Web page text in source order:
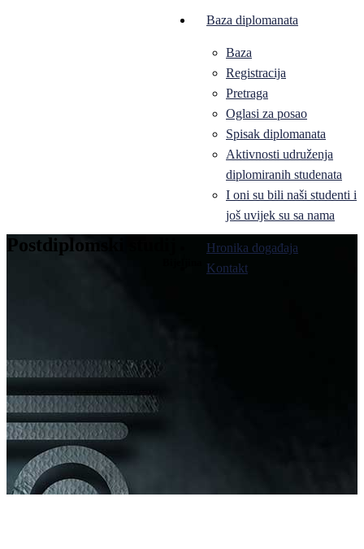
Baza diplomanata
Baza
Registracija
Pretraga
Oglasi za posao
Spisak diplomanata
Aktivnosti udruženja
diplomiranih studenata
I oni su bili naši studenti i
još uvijek su sa nama
Hronika događaja
Kontakt
Postdiplomski studij